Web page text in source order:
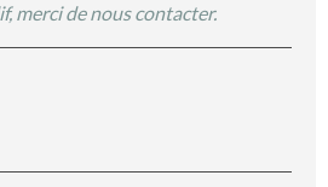
merci de nous contacter.